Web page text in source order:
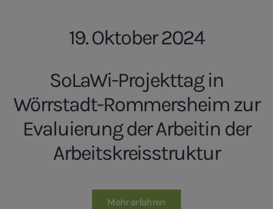
19. Oktober 2024
SoLaWi-Projekttag in
Wörrstadt-Rommersheim zur
Evaluierung der Arbeitin der
Arbeitskreisstruktur
Mehr erfahren